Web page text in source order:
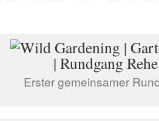
Erster gemeinsamer